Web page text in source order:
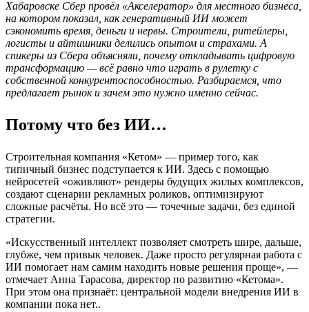
Хабаровске Сбер провёл «Акселератор» для местного бизнеса,
на котором показал, как генеративный ИИ может
сэкономить время, деньги и нервы. Строители, ритейлеры,
логисты и айтишники делились опытом и страхами. А
спикеры из Сбера объясняли, почему откладывать цифровую
трансформацию — всё равно что играть в рулетку с
собственной конкурентоспособностью. Разбираемся, что
предлагает рынок и зачем это нужно именно сейчас.
Потому что без ИИ…
Строительная компания «Кетом» — пример того, как
типичный бизнес подступается к ИИ. Здесь с помощью
нейросетей «оживляют» рендеры будущих жилых комплексов,
создают сценарии рекламных роликов, оптимизируют
сложные расчёты. Но всё это — точечные задачи, без единой
стратегии.
«Искусственный интеллект позволяет смотреть шире, дальше,
глубже, чем привык человек. Даже просто регулярная работа с
ИИ помогает нам самим находить новые решения проще», —
отмечает Анна Тарасова, директор по развитию «Кетома».
При этом она признаёт: центральной модели внедрения ИИ в
компании пока нет..